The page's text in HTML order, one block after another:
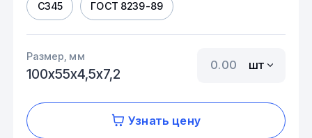
С345 ГОСТ 8239-89
Размер, мм
100х55х4,5х7,2
шт
Узнать цену